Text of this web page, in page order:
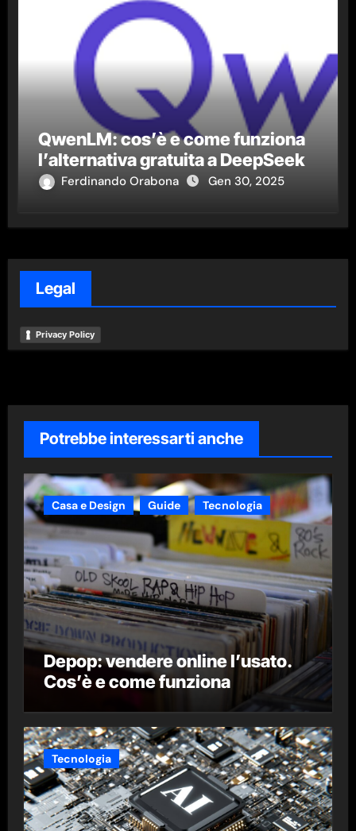
QwenLM: cos’è e come funziona
l’alternativa gratuita a DeepSeek
Ferdinando Orabona Gen 30, 2025
Legal
Privacy Policy
Potrebbe interessarti anche
Casa e Design Guide Tecnologia
Depop: vendere online l’usato.
Cos’è e come funziona
Tecnologia